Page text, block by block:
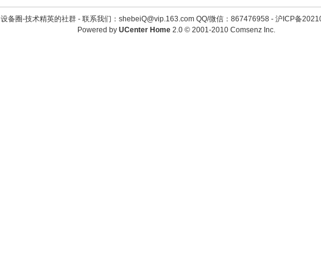
设备圈-技术精英的社群 - 联系我们：shebeiQ@vip.163.com QQ/微信：867476958- 沪ICP备
Powered by UCenter Home 2.0© 2001-2010 Comsenz Inc.